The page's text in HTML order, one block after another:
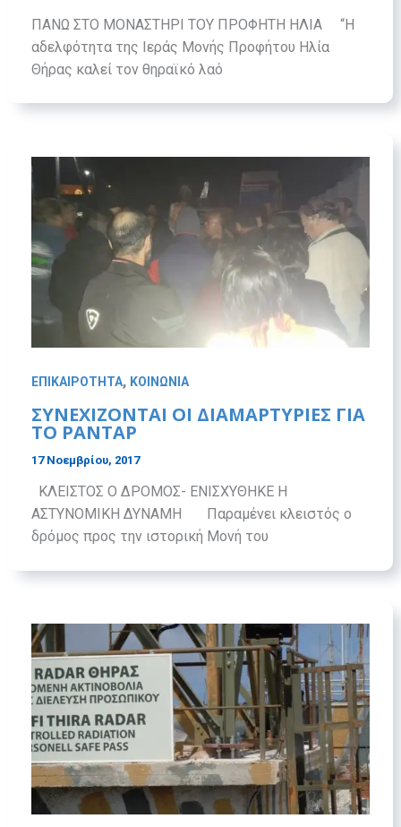
ΠΑΝΩ ΣΤΟ ΜΟΝΑΣΤΗΡΙ ΤΟΥ ΠΡΟΦΗΤΗ ΗΛΙΑ “Η
αδελφότητα της Ιεράς Μονής Προφήτου Ηλία
Θήρας καλεί τον θηραϊκό λαό
ΕΠΙΚΑΙΡΟΤΗΤΑ, ΚΟΙΝΩΝΙΑ
ΣΥΝΕΧΙΖΟΝΤΑΙ ΟΙ ΔΙΑΜΑΡΤΥΡΙΕΣ ΓΙΑ
ΤΟ ΡΑΝΤΑΡ
17 Νοεμβρίου, 2017
ΚΛΕΙΣΤΟΣ Ο ΔΡΟΜΟΣ- ΕΝΙΣΧΥΘΗΚΕ Η
ΑΣΤΥΝΟΜΙΚΗ ΔΥΝΑΜΗ Παραμένει κλειστός ο
δρόμος προς την ιστορική Μονή του